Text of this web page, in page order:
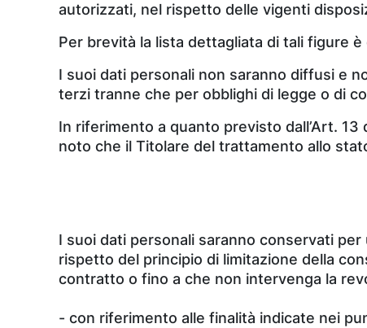
autorizzati, nel rispetto delle vigenti
Per brevità la lista dettagliata di tali figure
I suoi dati personali non saranno diffusi e
terzi tranne che per obblighi di legge o di
In riferimento a quanto previsto dall’Art. 13
noto che il Titolare del trattamento allo
I suoi dati personali saranno conservati
rispetto del principio di limitazione della
contratto o fino a che non intervenga la
- con riferimento alle finalità indicate nei